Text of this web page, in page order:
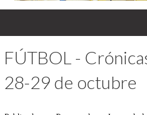
FÚTBOL -
28-29 de octubre